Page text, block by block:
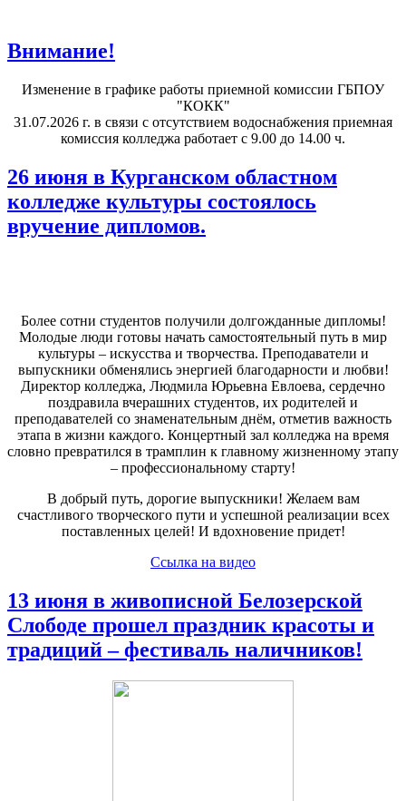
Внимание!
Изменение в графике работы приемной комиссии ГБПОУ
"КОКК"
31.07.2026 г. в связи с отсутствием водоснабжения приемная
комиссия колледжа работает с 9.00 до 14.00 ч.
26 июня в Курганском областном
колледже культуры состоялось
вручение дипломов.
Более сотни студентов получили долгожданные дипломы!
Молодые люди готовы начать самостоятельный путь в мир
культуры – искусства и творчества. Преподаватели и
выпускники обменялись энергией благодарности и любви!
Директор колледжа, Людмила Юрьевна Евлоева, сердечно
поздравила вчерашних студентов, их родителей и
преподавателей со знаменательным днём, отметив важность
этапа в жизни каждого. Концертный зал колледжа на время
словно превратился в трамплин к главному жизненному этапу
– профессиональному старту!
В добрый путь, дорогие выпускники! Желаем вам
счастливого творческого пути и успешной реализации всех
поставленных целей! И вдохновение придет!
Ссылка на видео
13 июня в живописной Белозерской
Слободе прошел праздник красоты и
традиций – фестиваль наличников!